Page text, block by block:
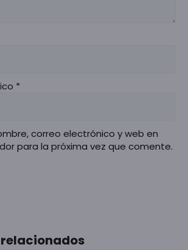
*
correo electrónico y web en
para la próxima vez que comente.